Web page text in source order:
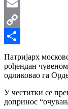
Mail.Ru
Email
Copy
Link
Share
Патријарх
рођендан
одликовао га
У честитки се
допринос